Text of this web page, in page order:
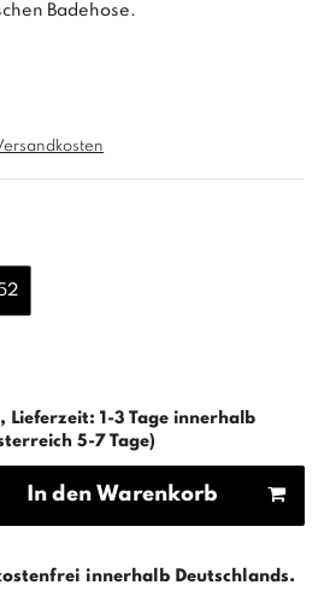
Badehose.
1-3 Tage innerhalb
5-7 Tage)
In den Warenkorb
innerhalb Deutschlands.